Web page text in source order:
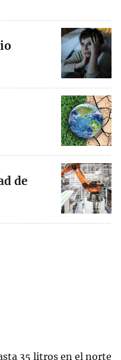
de
35 litros en el norte